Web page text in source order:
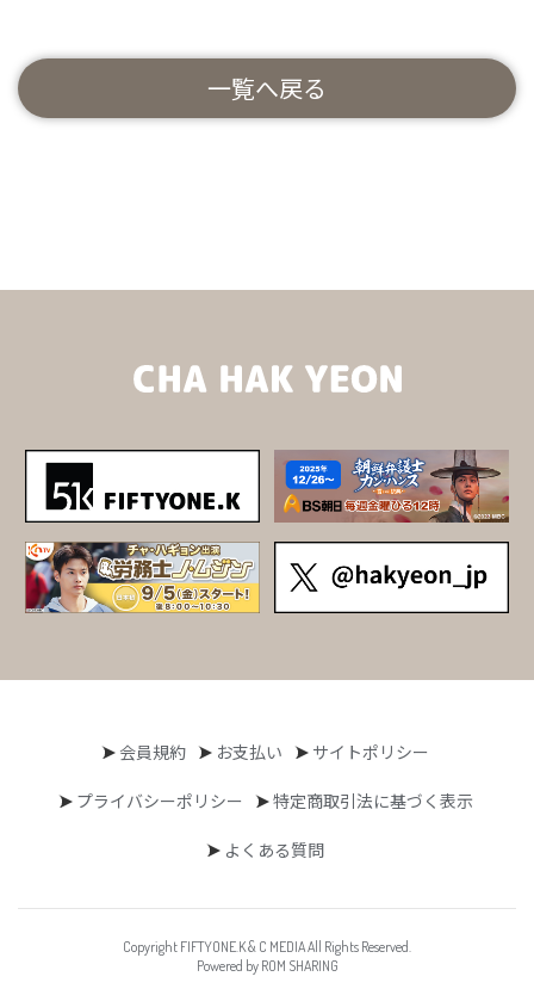
一覧へ戻る
会員規約 お支払い サイトポリシー
プライバシーポリシー 特定商取引法に基づく表示
よくある質問
Copyright FIFTYONE.K & C MEDIA All Rights Reserved.
Powered by ROM SHARING